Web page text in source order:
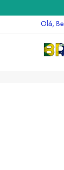
Olá,